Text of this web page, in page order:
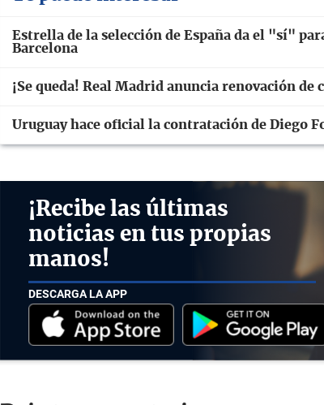
Estrella de la selección de España da el "sí"
Barcelona
¡Se queda! Real Madrid anuncia renovación
Uruguay hace oficial la contratación de Diego
¡Recibe las últimas
noticias en tus propias
manos!
DESCARGA LA APP